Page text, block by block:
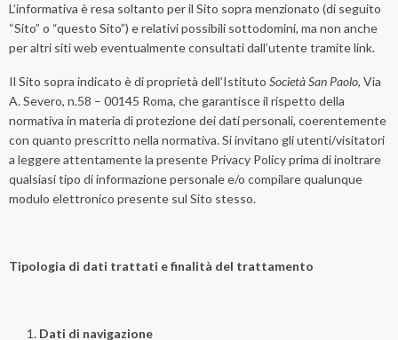
L’informativa è resa soltanto per il Sito sopra menzionato (di seguito
“Sito” o “questo Sito”) e relativi possibili sottodomini, ma non anche
per altri siti web eventualmente consultati dall’utente tramite link.
Il Sito sopra indicato è di proprietà dell’Istituto Società San Paolo, Via
A. Severo, n.58 – 00145 Roma, che garantisce il rispetto della
normativa in materia di protezione dei dati personali, coerentemente
con quanto prescritto nella normativa. Si invitano gli utenti/visitatori
a leggere attentamente la presente Privacy Policy prima di inoltrare
qualsiasi tipo di informazione personale e/o compilare qualunque
modulo elettronico presente sul Sito stesso.
Tipologia di dati trattati e finalità del trattamento
Dati di navigazione